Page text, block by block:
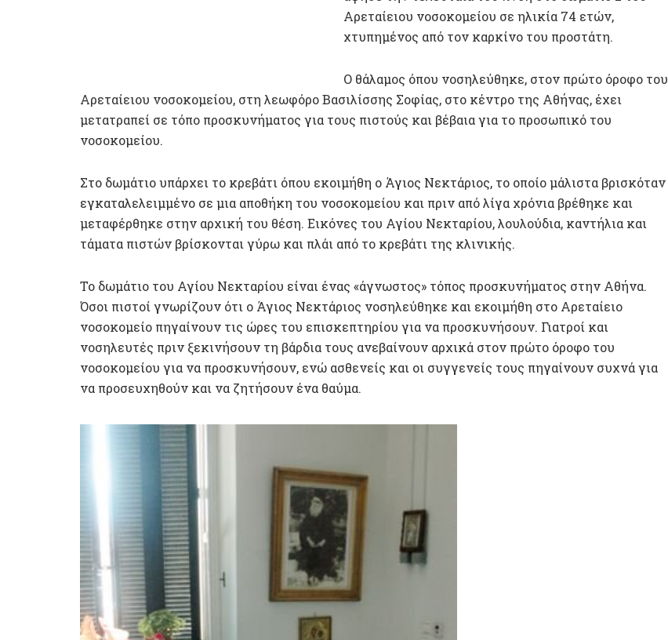
Αρεταίειου νοσοκομείου σε ηλικία 74 ετών,
χτυπημένος από τον καρκίνο του προστάτη.
Ο θάλαμος όπου νοσηλεύθηκε, στον πρώτο όροφο του
Αρεταίειου νοσοκομείου, στη λεωφόρο Βασιλίσσης Σοφίας, στο κέντρο της Αθήνας, έχει
μετατραπεί σε τόπο προσκυνήματος για τους πιστούς και βέβαια για το προσωπικό του
νοσοκομείου.
Στο δωμάτιο υπάρχει το κρεβάτι όπου εκοιμήθη ο Άγιος Νεκτάριος, το οποίο μάλιστα βρισκόταν
εγκαταλελειμμένο σε μια αποθήκη του νοσοκομείου και πριν από λίγα χρόνια βρέθηκε και
μεταφέρθηκε στην αρχική του θέση. Εικόνες του Αγίου Νεκταρίου, λουλούδια, καντήλια και
τάματα πιστών βρίσκονται γύρω και πλάι από το κρεβάτι της κλινικής.
Το δωμάτιο του Αγίου Νεκταρίου είναι ένας «άγνωστος» τόπος προσκυνήματος στην Αθήνα.
Όσοι πιστοί γνωρίζουν ότι ο Άγιος Νεκτάριος νοσηλεύθηκε και εκοιμήθη στο Αρεταίειο
νοσοκομείο πηγαίνουν τις ώρες του επισκεπτηρίου για να προσκυνήσουν. Γιατροί και
νοσηλευτές πριν ξεκινήσουν τη βάρδια τους ανεβαίνουν αρχικά στον πρώτο όροφο του
νοσοκομείου για να προσκυνήσουν, ενώ ασθενείς και οι συγγενείς τους πηγαίνουν συχνά για
να προσευχηθούν και να ζητήσουν ένα θαύμα.